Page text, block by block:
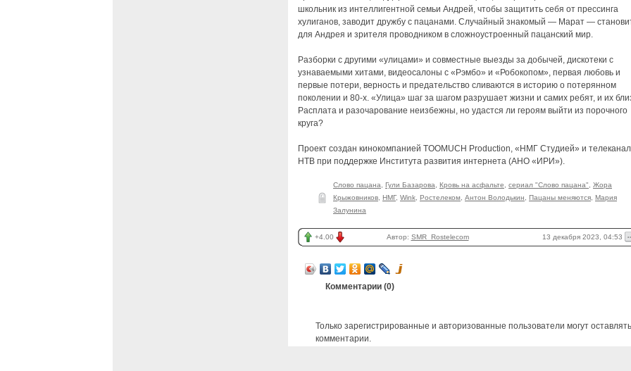
школьник из интеллигентной семьи Андрей, чтобы защитить себя от прессинга
хулиганов, заводит дружбу с пацанами. Случайный знакомый — Марат —
для Андрея и зрителя проводником в сложноустроенный пацанский мир.
Разборки с другими «улицами» и совместные выезды за добычей, дискотеки с
узнаваемыми хитами, видеосалоны с «Рэмбо» и «Робокопом», первая любовь и
первые потери, верность и предательство сливаются в историю о потерянном
поколении и 80-х. «Улица» шаг за шагом разрушает жизни и самих ребят, и их
Расплата и разочарование неизбежны, но удастся ли героям выйти из порочного
круга?
Проект создан кинокомпанией TOOMUCH Production, «НМГ Студией» и
НТВ при поддержке Института развития интернета (АНО «ИРИ»).
Слово пацана Гули Базарова Кровь на асфальте сериал "Слово пацана"
Жора
Крыжовников НМГ, Wink Ростелеком Антон Володькин Пацаны меняются Мария
Залунина
+4.00 Автор: SMR_Rostelecom 13 декабря 2023, 04:53
Комментарии (0)
Только зарегистрированные и авторизованные пользователи могут оставлять
комментарии.